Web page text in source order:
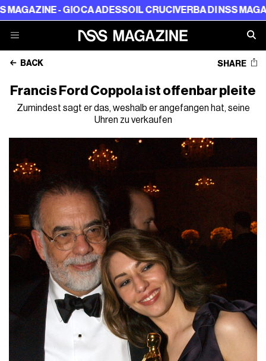
GIOCA ADESSOIL CRUCIVERBA DI NSS MAGAZINE -
BACK SHARE
Francis Ford Coppola ist offenbar pleite
Zumindest sagt er das, weshalb er angefangen hat, seine
Uhren zu verkaufen